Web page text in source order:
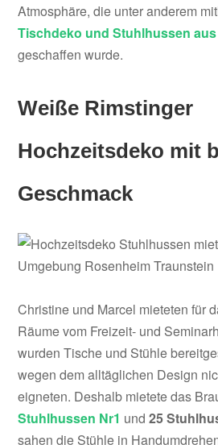
Atmosphäre, die unter anderem
Tischdeko und Stuhlhussen
geschaffen wurde.
Weiße Rimstinger
Hochzeitsdeko mit
Geschmack
Christine und Marcel mieteten für
Räume vom Freizeit- und
wurden Tische und Stühle
wegen dem alltäglichen Design
eigneten. Deshalb mietete das
Stuhlhussen Nr1 und25
sahen die Stühle in